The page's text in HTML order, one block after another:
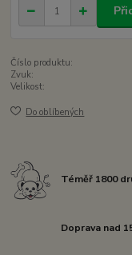
Číslo produktu:
Zvuk:
Velikost:
Do oblíbených
Téměř 1800
Doprava nad